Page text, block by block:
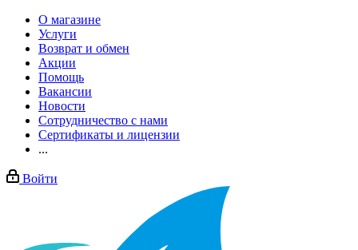
О магазине
Услуги
Возврат и обмен
Акции
Помощь
Вакансии
Новости
Сотрудничество с нами
Сертификаты и лицензии
...
Войти